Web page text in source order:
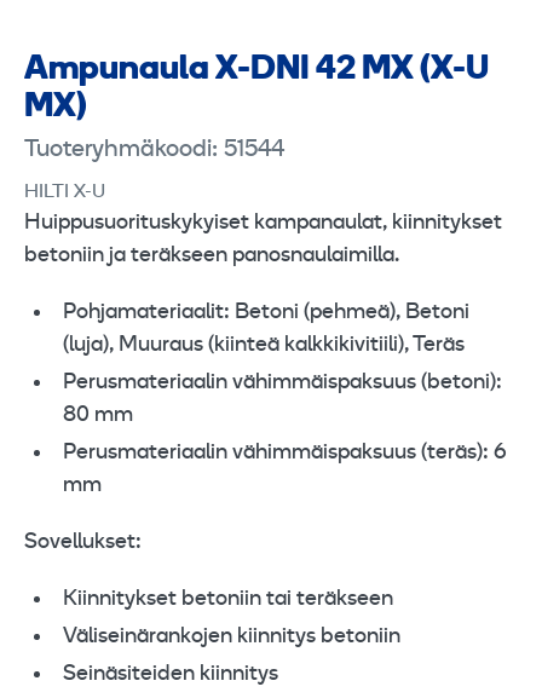
Ampunaula X-DNI 42 MX (X-U
MX)
Tuoteryhmäkoodi: 51544
HILTI X-U
Huippusuorituskykyiset kampanaulat, kiinnitykset
betoniin ja teräkseen panosnaulaimilla.
Pohjamateriaalit: Betoni (pehmeä), Betoni
(luja), Muuraus (kiinteä kalkkikivitiili), Teräs
Perusmateriaalin vähimmäispaksuus (betoni):
80 mm
Perusmateriaalin vähimmäispaksuus (teräs): 6
mm
Sovellukset:
Kiinnitykset betoniin tai teräkseen
Väliseinärankojen kiinnitys betoniin
Seinäsiteiden kiinnitys